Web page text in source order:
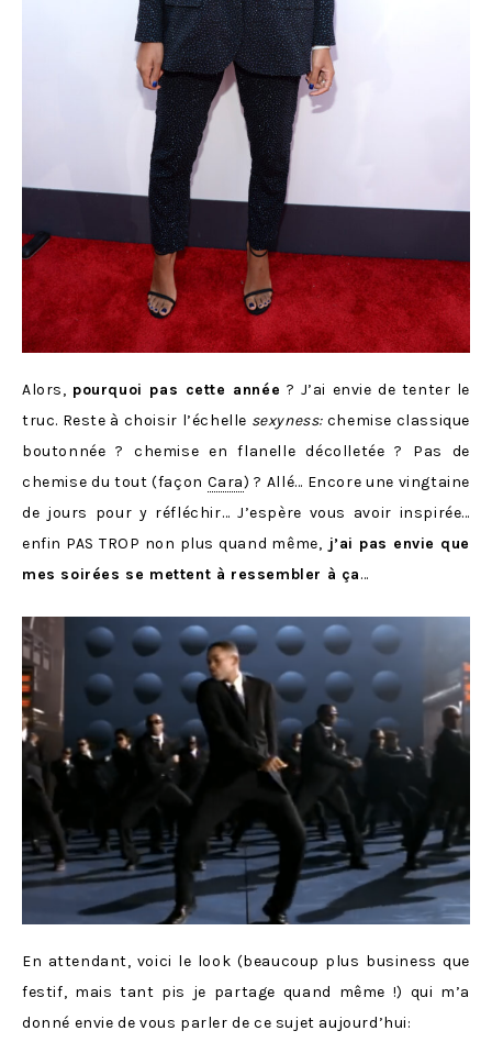
Alors, pourquoi pas cette année ? J’ai envie de tenter le
truc. Reste à choisir l’échelle sexyness: chemise classique
boutonnée ? chemise en flanelle décolletée ? Pas de
chemise du tout (façon Cara) ? Allé… Encore une vingtaine
de jours pour y réfléchir… J’espère vous avoir inspirée…
enfin PAS TROP non plus quand même, j’ai pas envie que
mes soirées se mettent à ressembler à ça…
En attendant, voici le look (beaucoup plus business que
festif, mais tant pis je partage quand même !) qui m’a
donné envie de vous parler de ce sujet aujourd’hui: